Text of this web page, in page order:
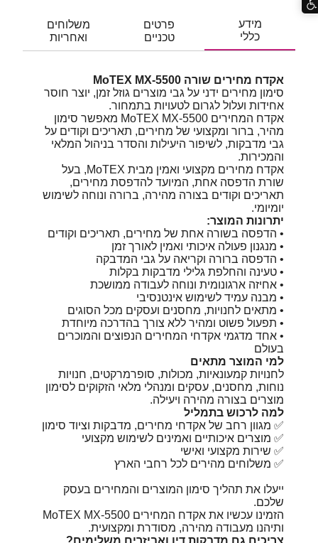
מידע
כללי
פרטים
טכניים
משלוחים
ואחריות
אקדח מחירים שורה MoTEX MX-5500
סימון מחירים ידני על גבי מוצרים גוזל זמן, יוצר חוסר
אחידות ועלול לגרום לטעויות בתמחור.
אקדח המחירים MoTEX MX-5500 מאפשר סימון
מהיר, ברור ומקצועי של מחירים, תאריכים וקודים על
גבי מדבקות, לשיפור היעילות והסדר בניהול המלאי
והמכירות.
אקדח מחירים מקצועי ואמין מבית MoTEX, בעל
שורת הדפסה אחת, המיועד להדפסת מחירים,
תאריכים וקודים בצורה מהירה, ברורה ונוחה לשימוש
יומיומי.
יתרונות המוצר:
• הדפסה בשורה אחת של מחירים, תאריכים וקודים
• מנגנון פעולה איכותי ואמין לאורך זמן
• הדפסה ברורה וקריאה על גבי המדבקה
• טעינה והחלפת גלילי מדבקות בקלות
• אחיזה ארגונומית ונוחה לעבודה ממושכת
• מבנה עמיד לשימוש אינטנסיבי
• מתאים לחנויות, מחסנים ועסקים מכל הסוגים
• תפעול פשוט ומהיר ללא צורך בהדרכה מיוחדת
• אחד מדגמי אקדחי המחירים הנפוצים והמוכרים
בעולם
למי המוצר מתאים
לחנויות קמעונאיות, מכולות, סופרמרקטים, חנויות
נוחות, מחסנים, עסקים ומנהלי מלאי הזקוקים לסימון
מוצרים בצורה מהירה ויעילה.
למה לרכוש בתמליל
✅ מגוון רחב של אקדחי מחירים, מדבקות וציוד סימון
✅ מוצרים איכותיים ואמינים לשימוש מקצועי
✅ שירות מקצועי ואישי
✅ משלוחים מהירים לכל רחבי הארץ
ייעלו את תהליך סימון המוצרים והמחירים בעסק
שלכם.
הזמינו עכשיו את אקדח המחירים MoTEX MX-5500
ותיהנו מעבודה מהירה, מסודרת ומקצועית.
צריכים גם מדבקות דיו ואביזרים משלימים?